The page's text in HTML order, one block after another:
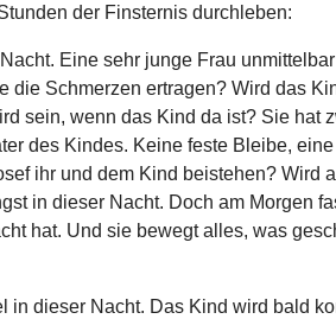
der Finsternis durchleben:
Eine sehr junge Frau
die Schmerzen ertragen? Wird das
sein, wenn das Kind da ist? Sie hat
des Kindes. Keine feste Bleibe,
ihr und dem Kind beistehen? Wird
in dieser Nacht. Doch am Morgen
hat. Und sie bewegt alles, was
in dieser Nacht. Das Kind wird bald